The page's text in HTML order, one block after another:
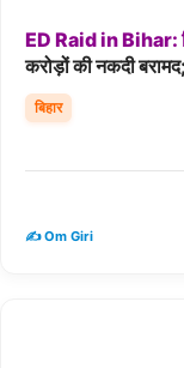
ED RaidinBihar:
करोड़ों की नकदी
बिहार
✍️ Om Giri